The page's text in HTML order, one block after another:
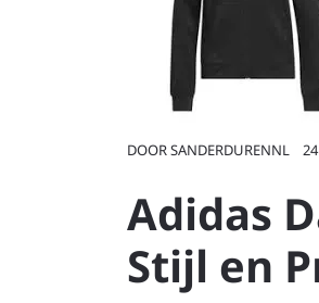
DOORSANDERDURENNL
Adidas
Stijl en